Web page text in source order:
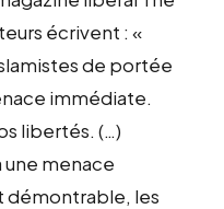
écrivent : «
de portée
immédiate.
libertés. (…)
une menace
démontrable, les